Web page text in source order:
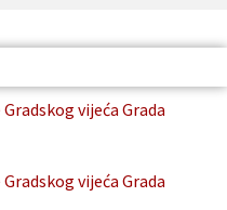
vijeća Grada
vijeća Grada